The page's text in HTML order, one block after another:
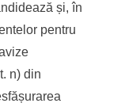
și, în
pentru
n) din